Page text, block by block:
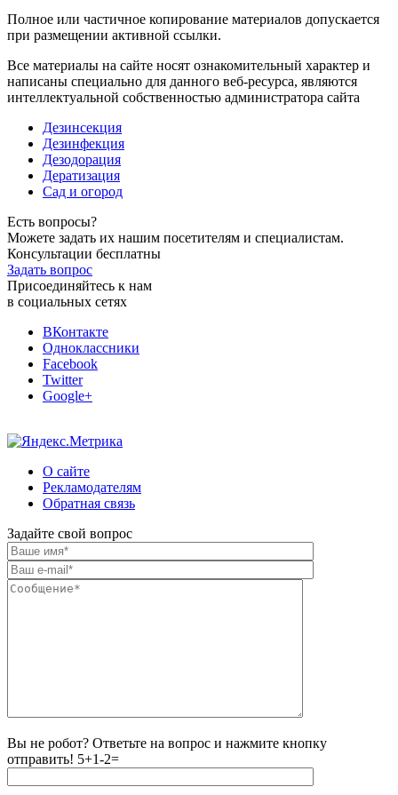
Полное или частичное копирование материалов допускается
при размещении активной ссылки.
Все материалы на сайте носят ознакомительный характер и
написаны специально для данного веб-ресурса, являются
интеллектуальной собственностью администратора сайта
Дезинсекция
Дезинфекция
Дезодорация
Дератизация
Сад и огород
Есть вопросы?
Можете задать их нашим посетителям и специалистам.
Консультации бесплатны
Задать вопрос
Присоединяйтесь к нам
в социальных сетях
ВКонтакте
Одноклассники
Facebook
Twitter
Google+
О сайте
Рекламодателям
Обратная связь
Задайте свой вопрос
Вы не робот? Ответьте на вопрос и нажмите кнопку
отправить! 5+1-2=